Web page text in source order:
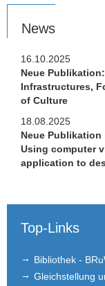
News
16.10.2025
Neue
Infrastructures,
of Culture
18.08.2025
Neue
Using computer
application to
Top-Links
Bibliothek -
Gleichstellung